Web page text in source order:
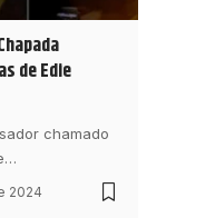
de Edie
chamado
…
2024